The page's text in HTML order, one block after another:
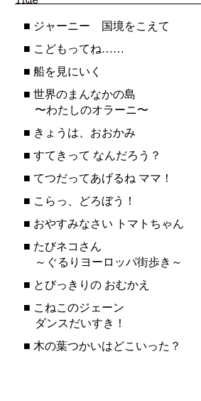
■ ジャーニー 国境をこえて
■ こどもってね……
■ 船を見にいく
■ 世界のまんなかの島
〜わたしのオラーニ〜
■ きょうは、おおかみ
■ すてきって なんだろう？
■ てつだってあげるね ママ！
■ こらっ、どろぼう！
■ おやすみなさい トマトちゃん
■ たびネコさん
～ぐるりヨーロッパ街歩き～
■ とびっきりの おむかえ
■ こねこのジェーン
ダンスだいすき！
■ 木の葉つかいはどこいった？